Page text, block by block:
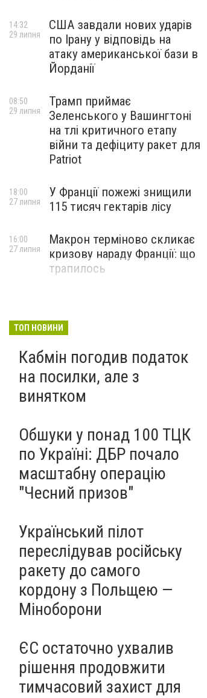
США завдали нових ударів
по Ірану у відповідь на
атаку американської бази в
Йорданії
14:32
29 липня
Трамп приймає
Зеленського у Вашингтоні
на тлі критичного етапу
війни та дефіциту ракет для
Patriot
08:50
29 липня
У Франції пожежі знищили
115 тисяч гектарів лісу
18:00
27 липня
Макрон терміново скликає
кризову нараду Франції: що
трапилось
16:00
27 липня
ТОП НОВИНИ
Кабмін погодив податок
на посилки, але з
винятком
Обшуки у понад 100 ТЦК
по Україні: ДБР почало
масштабну операцію
"Чесний призов"
Український пілот
переслідував російську
ракету до самого
кордону з Польщею —
Міноборони
ЄС остаточно ухвалив
рішення продовжити
тимчасовий захист для